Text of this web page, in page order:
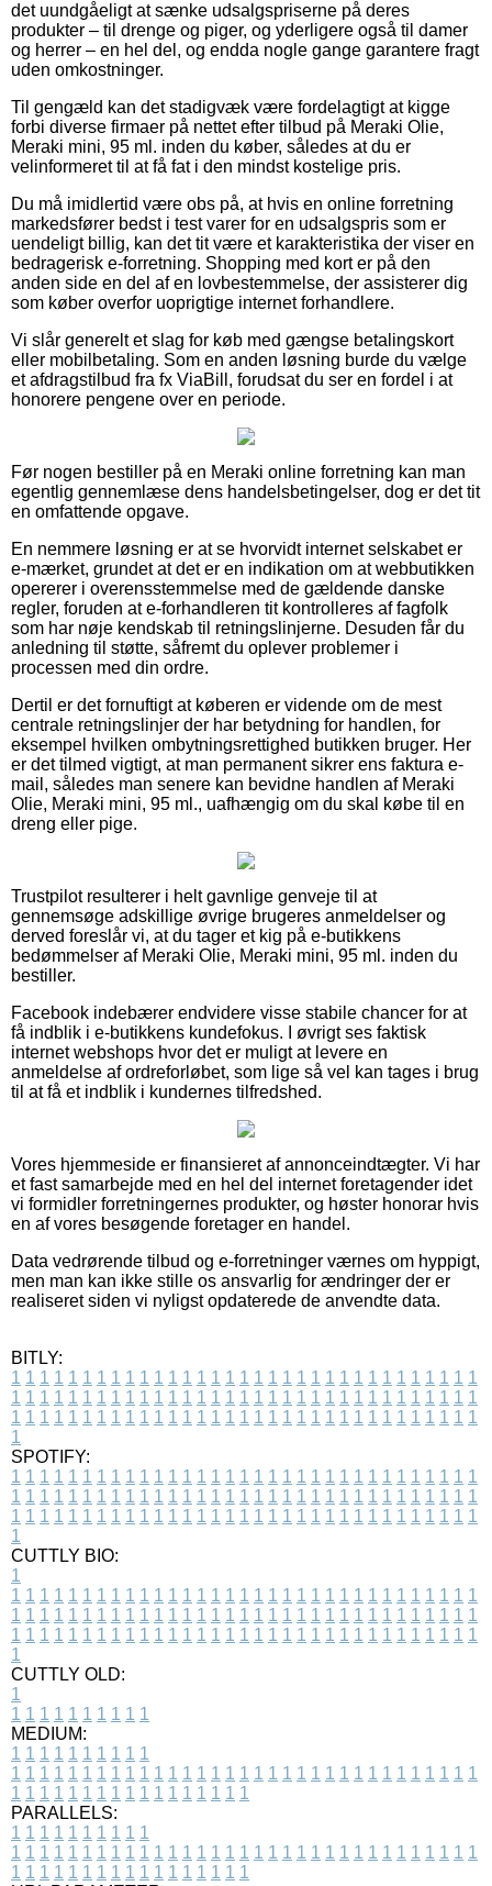
det uundgåeligt at sænke udsalgspriserne på deres
produkter – til drenge og piger, og yderligere også til damer
og herrer – en hel del, og endda nogle gange garantere fragt
uden omkostninger.
Til gengæld kan det stadigvæk være fordelagtigt at kigge
forbi diverse firmaer på nettet efter tilbud på Meraki Olie,
Meraki mini, 95 ml. inden du køber, således at du er
velinformeret til at få fat i den mindst kostelige pris.
Du må imidlertid være obs på, at hvis en online forretning
markedsfører bedst i test varer for en udsalgspris som er
uendeligt billig, kan det tit være et karakteristika der viser en
bedragerisk e-forretning. Shopping med kort er på den
anden side en del af en lovbestemmelse, der assisterer dig
som køber overfor uoprigtige internet forhandlere.
Vi slår generelt et slag for køb med gængse betalingskort
eller mobilbetaling. Som en anden løsning burde du vælge
et afdragstilbud fra fx ViaBill, forudsat du ser en fordel i at
honorere pengene over en periode.
Før nogen bestiller på en Meraki online forretning kan man
egentlig gennemlæse dens handelsbetingelser, dog er det tit
en omfattende opgave.
En nemmere løsning er at se hvorvidt internet selskabet er
e-mærket, grundet at det er en indikation om at webbutikken
opererer i overensstemmelse med de gældende danske
regler, foruden at e-forhandleren tit kontrolleres af fagfolk
som har nøje kendskab til retningslinjerne. Desuden får du
anledning til støtte, såfremt du oplever problemer i
processen med din ordre.
Dertil er det fornuftigt at køberen er vidende om de mest
centrale retningslinjer der har betydning for handlen, for
eksempel hvilken ombytningsrettighed butikken bruger. Her
er det tilmed vigtigt, at man permanent sikrer ens faktura e-
mail, således man senere kan bevidne handlen af Meraki
Olie, Meraki mini, 95 ml., uafhængig om du skal købe til en
dreng eller pige.
Trustpilot resulterer i helt gavnlige genveje til at
gennemsøge adskillige øvrige brugeres anmeldelser og
derved foreslår vi, at du tager et kig på e-butikkens
bedømmelser af Meraki Olie, Meraki mini, 95 ml. inden du
bestiller.
Facebook indebærer endvidere visse stabile chancer for at
få indblik i e-butikkens kundefokus. I øvrigt ses faktisk
internet webshops hvor det er muligt at levere en
anmeldelse af ordreforløbet, som lige så vel kan tages i brug
til at få et indblik i kundernes tilfredshed.
Vores hjemmeside er finansieret af annonceindtægter. Vi har
et fast samarbejde med en hel del internet foretagender idet
vi formidler forretningernes produkter, og høster honorar hvis
en af vores besøgende foretager en handel.
Data vedrørende tilbud og e-forretninger værnes om hyppigt,
men man kan ikke stille os ansvarlig for ændringer der er
realiseret siden vi nyligst opdaterede de anvendte data.
BITLY:
1 1 1 1 1 1 1 1 1 1 1 1 1 1 1 1 1 1 1 1 1 1 1 1 1 1 1 1 1 1 1 1 1
1 1 1 1 1 1 1 1 1 1 1 1 1 1 1 1 1 1 1 1 1 1 1 1 1 1 1 1 1 1 1 1 1
1 1 1 1 1 1 1 1 1 1 1 1 1 1 1 1 1 1 1 1 1 1 1 1 1 1 1 1 1 1 1 1 1
1
SPOTIFY:
1 1 1 1 1 1 1 1 1 1 1 1 1 1 1 1 1 1 1 1 1 1 1 1 1 1 1 1 1 1 1 1 1
1 1 1 1 1 1 1 1 1 1 1 1 1 1 1 1 1 1 1 1 1 1 1 1 1 1 1 1 1 1 1 1 1
1 1 1 1 1 1 1 1 1 1 1 1 1 1 1 1 1 1 1 1 1 1 1 1 1 1 1 1 1 1 1 1 1
1
CUTTLY BIO:
1
1 1 1 1 1 1 1 1 1 1 1 1 1 1 1 1 1 1 1 1 1 1 1 1 1 1 1 1 1 1 1 1 1
1 1 1 1 1 1 1 1 1 1 1 1 1 1 1 1 1 1 1 1 1 1 1 1 1 1 1 1 1 1 1 1 1
1 1 1 1 1 1 1 1 1 1 1 1 1 1 1 1 1 1 1 1 1 1 1 1 1 1 1 1 1 1 1 1 1
1
CUTTLY OLD:
1
1 1 1 1 1 1 1 1 1 1
MEDIUM:
1 1 1 1 1 1 1 1 1 1
1 1 1 1 1 1 1 1 1 1 1 1 1 1 1 1 1 1 1 1 1 1 1 1 1 1 1 1 1 1 1 1 1
1 1 1 1 1 1 1 1 1 1 1 1 1 1 1 1 1
PARALLELS:
1 1 1 1 1 1 1 1 1 1
1 1 1 1 1 1 1 1 1 1 1 1 1 1 1 1 1 1 1 1 1 1 1 1 1 1 1 1 1 1 1 1 1
1 1 1 1 1 1 1 1 1 1 1 1 1 1 1 1 1